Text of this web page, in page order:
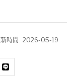
時間 2026-05-19